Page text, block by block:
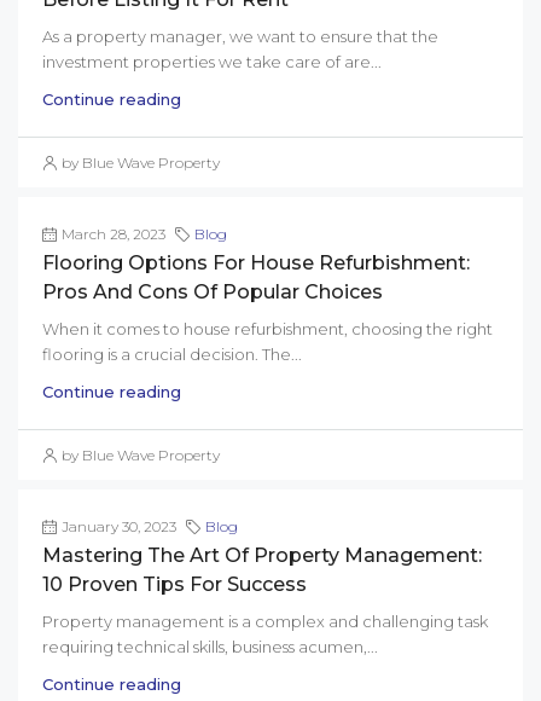
As a property manager, we want to ensure that the
investment properties we take care of are...
Continue reading
by Blue Wave Property
March 28, 2023 Blog
Flooring Options For House Refurbishment:
Pros And Cons Of Popular Choices
When it comes to house refurbishment, choosing the right
flooring is a crucial decision. The...
Continue reading
by Blue Wave Property
January 30, 2023 Blog
Mastering The Art Of Property Management:
10 Proven Tips For Success
Property management is a complex and challenging task
requiring technical skills, business acumen,...
Continue reading